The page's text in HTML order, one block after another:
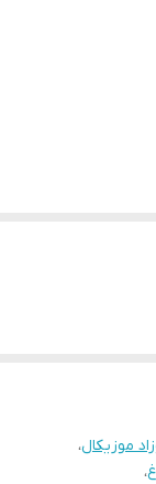
حس بینایی و
تقویت عضلات
است.
موزیکال،
،